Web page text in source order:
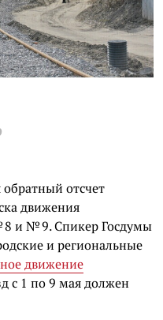
отсчет
движения
и № 9. Спикер Госдумы
и региональные
движение
с 1 по 9 мая должен